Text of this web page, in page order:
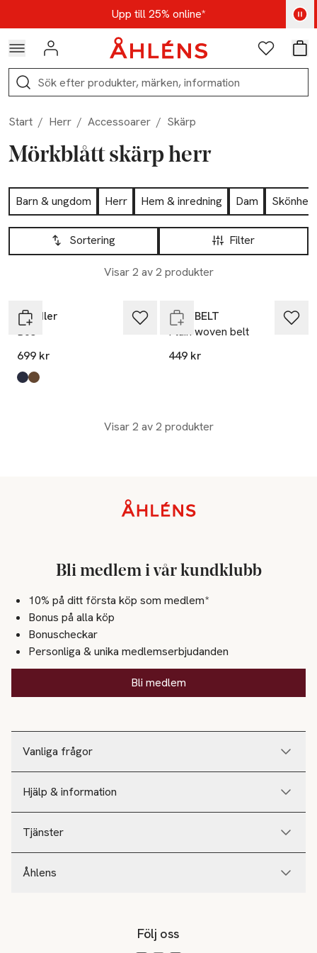
Hoppa till navigationsmenynUpp till 25% online*
Kod: AUG25 - Shoppa nu
Logga in Favoriter
Sök
Start / Herr / Accessoarer / Skärp
Mörkblått skärp herr
Hoppa till produktsidan
Barn & ungdom Herr Hem & inredning Dam
Skönhet
Hoppa till produktsidan
Filter
Sortering
Visar 2 av 2 produkter
Lista över produkter
Saddler
Bos
699 kr
Produkten finns i färgerna:
Navy
Cognac
BILLYBELT
Plain woven belt
449 kr
Visar 2 av 2 produkter
Vanliga frågor
Hjälp & information
Tjänster
Åhlens
Bli medlem i vår kundklubb
10% på ditt första köp som medlem*
Bonus på alla köp
Bonuscheckar
Personliga & unika medlemserbjudanden
Bli medlem
Följ oss